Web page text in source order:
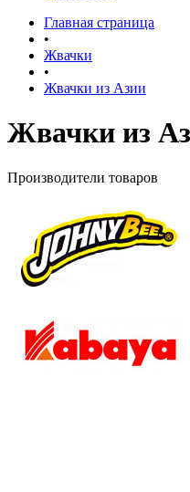
Главная страница
•
Жвачки
•
Жвачки из Азии
Жвачки из
Производители товаров